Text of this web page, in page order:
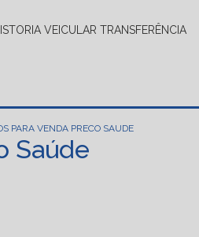
VISTORIA VEICULAR TRANSFERÊNCIA
PARA VENDA PRECO SAUDE
Saúde